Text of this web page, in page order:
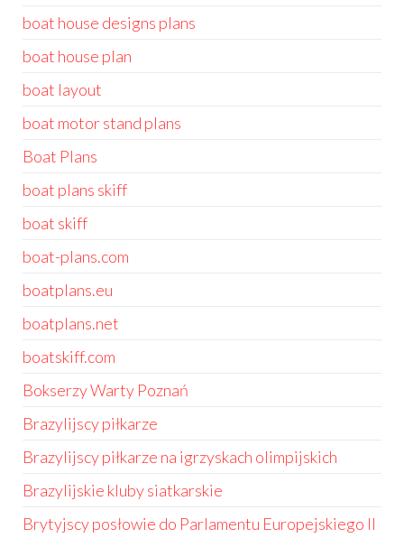
boat house designs plans
boat house plan
boat layout
boat motor stand plans
Boat Plans
boat plans skiff
boat skiff
boat-plans.com
boatplans.eu
boatplans.net
boatskiff.com
Bokserzy Warty Poznań
Brazylijscy piłkarze
Brazylijscy piłkarze na igrzyskach olimpijskich
Brazylijskie kluby siatkarskie
Brytyjscy posłowie do Parlamentu Europejskiego II